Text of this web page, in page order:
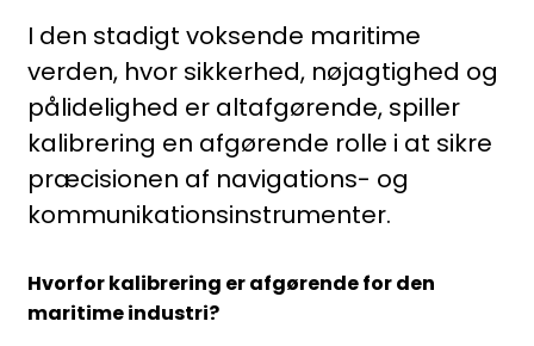
I den stadigt voksende maritime
verden, hvor sikkerhed, nøjagtighed og
pålidelighed er altafgørende, spiller
kalibrering en afgørende rolle i at sikre
præcisionen af navigations- og
kommunikationsinstrumenter.
Hvorfor kalibrering er afgørende for den
maritime industri?